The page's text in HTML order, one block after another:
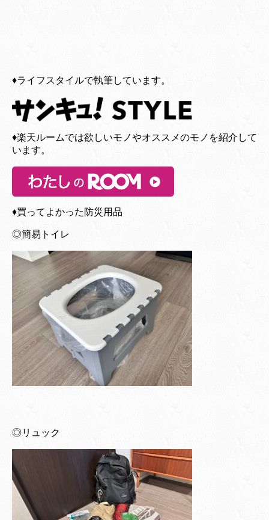
♦︎ライフスタイルで執筆しています。
♦︎楽天ルームでは欲しいモノやオススメのモノを紹介して
います。
♦︎買ってよかった防災用品
◎簡易トイレ
◎リュック